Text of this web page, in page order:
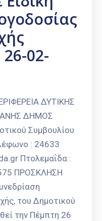
26-02-
ΔΥΤΙΚΗΣ
ΔΗΜΟΣ
Συμβουλίου
: 24633
Πτολεμαΐδα :
ΠΡΟΣΚΛΗΣΗ
του Δημοτικού
την Πέμπτη 26